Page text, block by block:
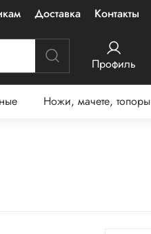
Доставка Контакты
Профиль
Ножи, мачете, топоры